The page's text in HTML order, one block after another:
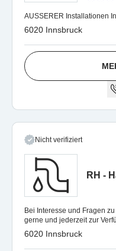
AUSSERER Installationen
6020 Innsbruck
Nicht verifiziert
RH -
Bei Interesse und Fragen
gerne und jederzeit zur
6020 Innsbruck